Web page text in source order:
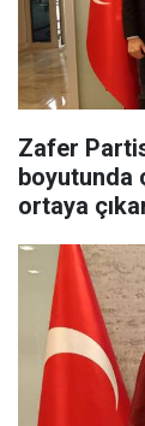
Zafer
boyutunda
ortaya